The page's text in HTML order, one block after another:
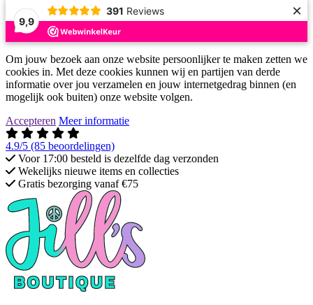
9,9
391 Reviews ×
Om jouw bezoek aan onze website persoonlijker te maken zetten we
cookies in. Met deze cookies kunnen wij en partijen van derde
informatie over jou verzamelen en jouw internetgedrag binnen (en
mogelijk ook buiten) onze website volgen.
Accepteren Meer informatie
4.9/5 (85 beoordelingen)
Voor 17:00 besteld is dezelfde dag verzonden
Wekelijks nieuwe items en collecties
Gratis bezorging vanaf €75